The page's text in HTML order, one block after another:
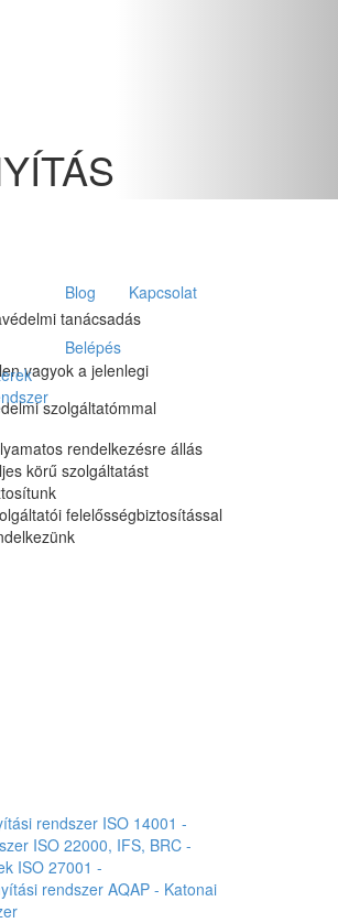
Blog Kapcsolat
Belépés
vagyok a jelenlegi
szolgáltatómmal
rendelkezésre állás
körű szolgáltatást
felelősségbiztosítással
rendszer ISO 14001 -
ISO 22000, IFS, BRC -
ISO 27001 -
rendszer AQAP - Katonai